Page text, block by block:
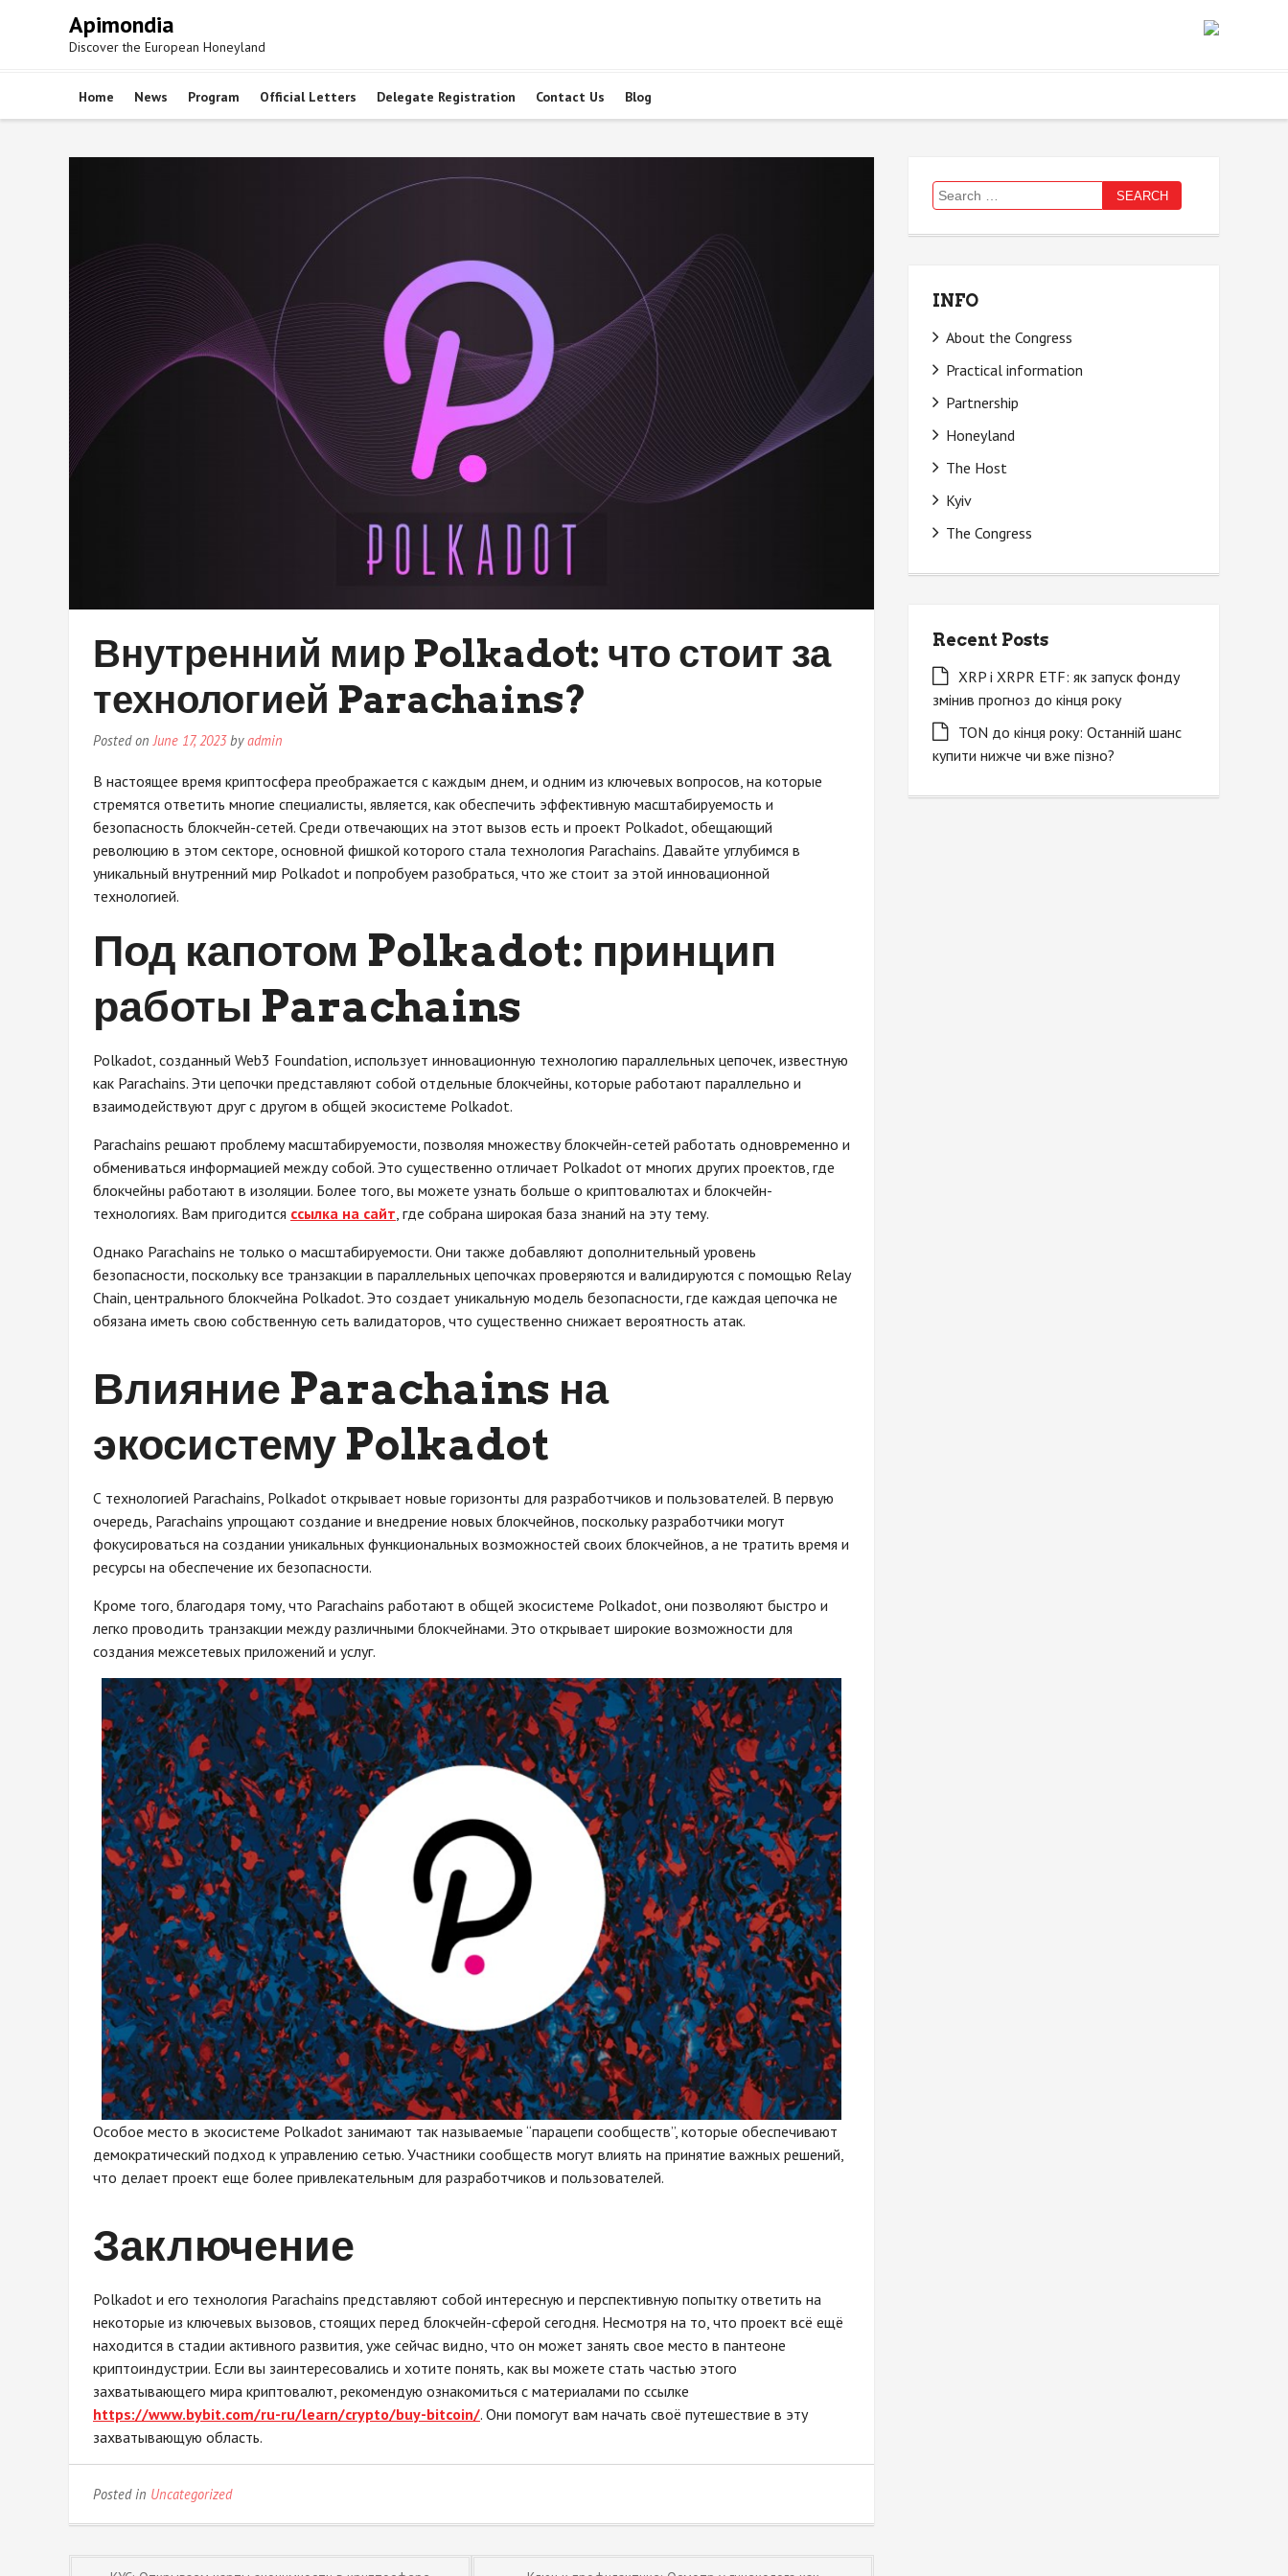
Apimondia
Discover the European Honeyland
Home News Program Official Letters Delegate Registration Contact Us Blog
Внутренний мир Polkadot: что стоит за
технологией Parachains?
Posted onJune 17, 2023byadmin
В настоящее время криптосфера преображается с каждым днем, и одним из ключевых вопросов, на которые
стремятся ответить многие специалисты, является, как обеспечить эффективную масштабируемость и
безопасность блокчейн-сетей. Среди отвечающих на этот вызов есть и проект Polkadot, обещающий
революцию в этом секторе, основной фишкой которого стала технология Parachains. Давайте углубимся в
уникальный внутренний мир Polkadot и попробуем разобраться, что же стоит за этой инновационной
технологией.
Под капотом Polkadot: принцип
работы Parachains
Polkadot, созданный Web3 Foundation, использует инновационную технологию параллельных цепочек, известную
как Parachains. Эти цепочки представляют собой отдельные блокчейны, которые работают параллельно и
взаимодействуют друг с другом в общей экосистеме Polkadot.
Parachains решают проблему масштабируемости, позволяя множеству блокчейн-сетей работать одновременно и
обмениваться информацией между собой. Это существенно отличает Polkadot от многих других проектов, где
блокчейны работают в изоляции. Более того, вы можете узнать больше о криптовалютах и блокчейн-
технологиях. Вам пригодится ссылка на сайт, где собрана широкая база знаний на эту тему.
Однако Parachains не только о масштабируемости. Они также добавляют дополнительный уровень
безопасности, поскольку все транзакции в параллельных цепочках проверяются и валидируются с помощью Relay
Chain, центрального блокчейна Polkadot. Это создает уникальную модель безопасности, где каждая цепочка не
обязана иметь свою собственную сеть валидаторов, что существенно снижает вероятность атак.
Влияние Parachains на
экосистему Polkadot
С технологией Parachains, Polkadot открывает новые горизонты для разработчиков и пользователей. В первую
очередь, Parachains упрощают создание и внедрение новых блокчейнов, поскольку разработчики могут
фокусироваться на создании уникальных функциональных возможностей своих блокчейнов, а не тратить время и
ресурсы на обеспечение их безопасности.
Кроме того, благодаря тому, что Parachains работают в общей экосистеме Polkadot, они позволяют быстро и
легко проводить транзакции между различными блокчейнами. Это открывает широкие возможности для
создания межсетевых приложений и услуг.
Особое место в экосистеме Polkadot занимают так называемые “парацепи сообществ”, которые обеспечивают
демократический подход к управлению сетью. Участники сообществ могут влиять на принятие важных решений,
что делает проект еще более привлекательным для разработчиков и пользователей.
Заключение
Polkadot и его технология Parachains представляют собой интересную и перспективную попытку ответить на
некоторые из ключевых вызовов, стоящих перед блокчейн-сферой сегодня. Несмотря на то, что проект всё ещё
находится в стадии активного развития, уже сейчас видно, что он может занять свое место в пантеоне
криптоиндустрии. Если вы заинтересовались и хотите понять, как вы можете стать частью этого
захватывающего мира криптовалют, рекомендую ознакомиться с материалами по ссылке
https://www.bybit.com/ru-ru/learn/crypto/buy-bitcoin/. Они помогут вам начать своё путешествие в эту
захватывающую область.
Posted in Uncategorized
Search
for:
INFO
About the Congress
Practical information
Partnership
Honeyland
The Host
Kyiv
The Congress
Recent Posts
XRP і XRPR ETF: як запуск фонду
змінив прогноз до кінця року
TON до кінця року: Останній шанс
купити нижче чи вже пізно?